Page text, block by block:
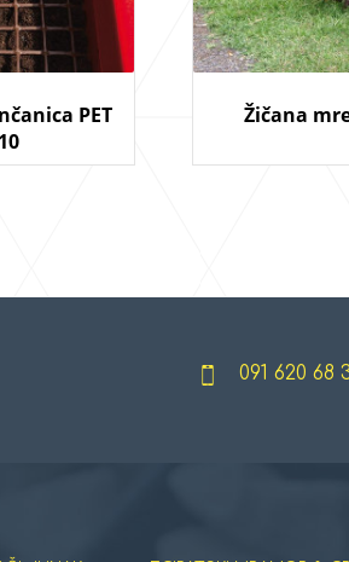
PET
Žičana
091 620 68